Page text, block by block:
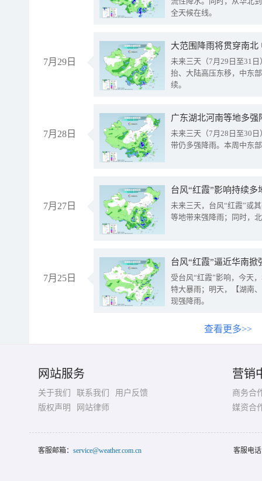
全天候在线。
7月29日
大范围降雨将贯穿南
未来三天（7月29日至31
抬、大陆高压东移，中东
续。
7月28日
广东湖北河南等地多
未来三天（7月28日至30
带仍多强降雨。本周中东
7月27日
台风“红霞”影响持续
未来三天，台风“红霞”或
等地带来强降雨；同时，
7月25日
台风“红霞”逼近华南
受台风“红霞”影响，今天
特大暴雨；明天，【湖南
现强降雨。
查看更多>>
网站服务
关于我们 联系我们
用户反馈
版权声明
网站律师
营销
商务合
媒资合
客服邮箱： service@weather.com.cn 客服电